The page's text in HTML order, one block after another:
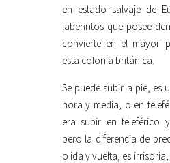
en estado salvaje de
laberintos que posee
convierte en el mayor
esta colonia británica.
Se puede subir a pie, es
hora y media, o en
era subir en teleférico
pero la diferencia de
o ida y vuelta, es